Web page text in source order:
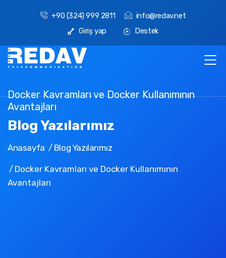
+90 (324) 999 2811
info@redav.net
Giriş yap
Destek
Docker Kavramları ve Docker Kullanımının
Avantajları
Blog Yazılarımız
Anasayfa Blog Yazılarımız
Docker Kavramları ve Docker Kullanımının
Avantajları